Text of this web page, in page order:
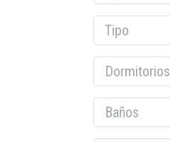
Tipo
Dormitorios
Baños